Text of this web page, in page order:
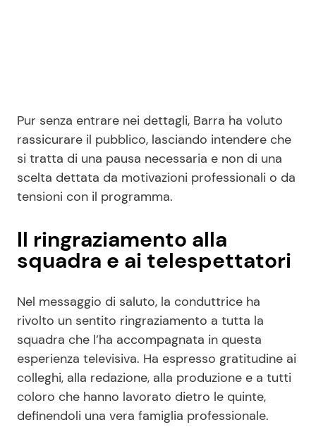
Pur senza entrare nei dettagli, Barra ha voluto
rassicurare il pubblico, lasciando intendere che
si tratta di una pausa necessaria e non di una
scelta dettata da motivazioni professionali o da
tensioni con il programma.
Il ringraziamento alla
squadra e ai telespettatori
Nel messaggio di saluto, la conduttrice ha
rivolto un sentito ringraziamento a tutta la
squadra che l’ha accompagnata in questa
esperienza televisiva. Ha espresso gratitudine ai
colleghi, alla redazione, alla produzione e a tutti
coloro che hanno lavorato dietro le quinte,
definendoli una vera famiglia professionale.